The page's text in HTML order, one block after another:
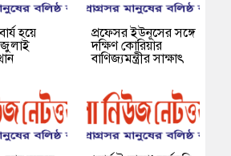
হয়ে
প্রফেসর ইউনূসের সঙ্গে
দক্ষিণ কোরিয়ার
বাণিজ্যমন্ত্রীর সাক্ষাৎ